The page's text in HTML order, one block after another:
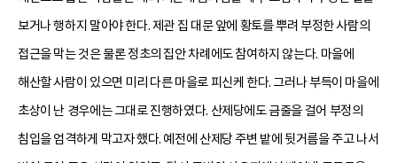
보거나 행하지 말아야 한다. 제관 집 대문 앞에 황토를 뿌려 부정한 사람의
접근을 막는 것은 물론 정초의 집안 차례에도 참여하지 않는다. 마을에
해산할 사람이 있으면 미리 다른 마을로 피신케 한다. 그러나 부득이 마을에
초상이 난 경우에는 그대로 진행하였다. 산제당에도 금줄을 걸어 부정의
침입을 엄격하게 막고자 했다. 예전에 산제당 주변 밭에 뒷거름을 주고 나서